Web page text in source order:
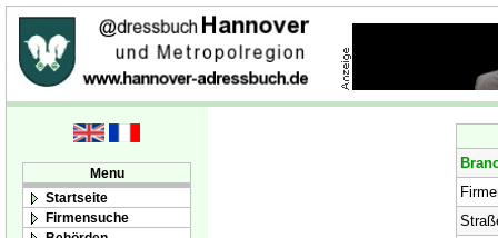
Menu
Startseite
Firmensuche